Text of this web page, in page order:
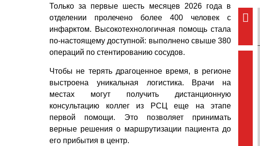
Только за первые шесть месяцев 2026 года в
отделении пролечено более 400 человек с
инфарктом. Высокотехнологичная помощь стала
по-настоящему доступной: выполнено свыше 380
операций по стентированию сосудов.
Чтобы не терять драгоценное время, в регионе
выстроена уникальная логистика. Врачи на
местах могут получить дистанционную
консультацию коллег из РСЦ еще на этапе
первой помощи. Это позволяет принимать
верные решения о маршрутизации пациента до
его прибытия в центр.